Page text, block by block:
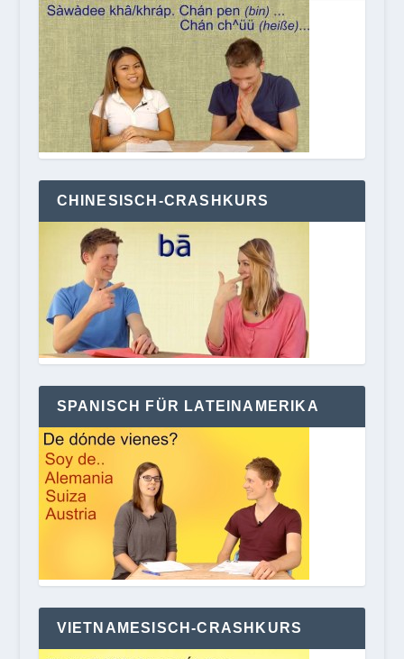
CHINESISCH-CRASHKURS
SPANISCH FÜR LATEINAMERIKA
VIETNAMESISCH-CRASHKURS